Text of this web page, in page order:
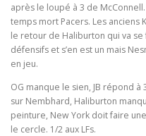
après le loupé à 3 de
temps mort Pacers. Les anciens
le retour de Haliburton qui va
défensifs et s’en est un mais
en jeu.
OG manque le sien, JB répond à
sur Nembhard, Haliburton
peinture, New York doit faire
le cercle. 1/2 aux LFs.